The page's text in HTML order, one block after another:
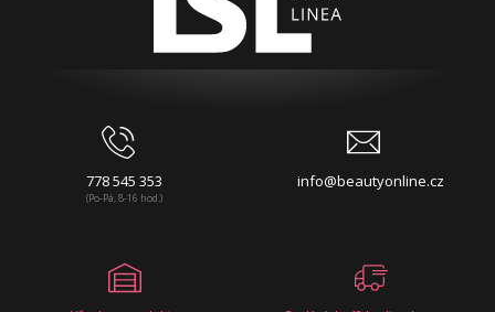
778 545 353
(Po-Pá, 8-16 hod.)
info@beautyonline.cz